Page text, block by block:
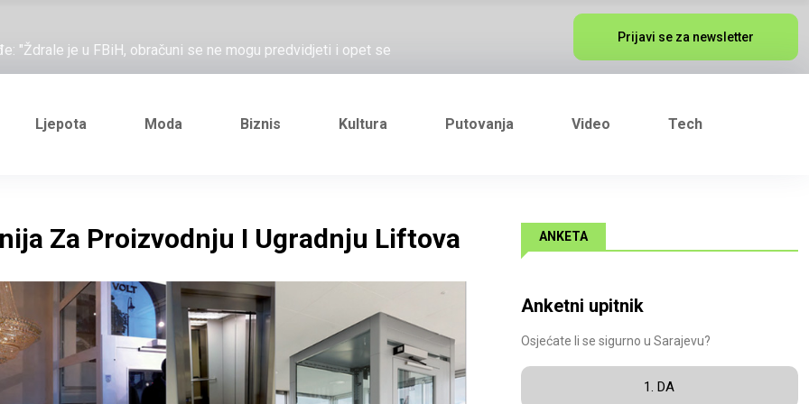
"Ždrale je u FBiH, obračuni se ne mogu predvidjeti i opet se
Željezničarov Karamarko
je general Izet Nanić, pogibijom je probio blokadu koja je
Prijavi se za newsletter
Ljepota Moda Biznis Kultura Putovanja Video Tech
Za Proizvodnju I Ugradnju Liftova ANKETA
Anketni upitnik
Osjećate li se sigurno u Sarajevu?
1. DA